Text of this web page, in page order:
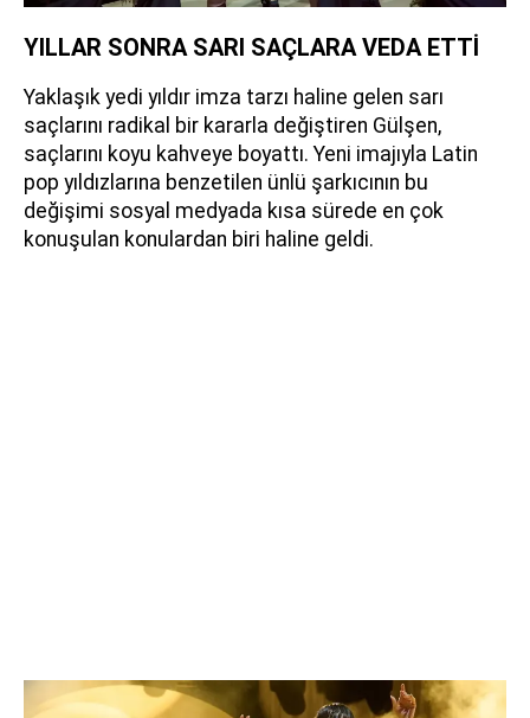
YILLAR SONRA SARI SAÇLARA VEDA ETTİ
Yaklaşık yedi yıldır imza tarzı haline gelen sarı
saçlarını radikal bir kararla değiştiren Gülşen,
saçlarını koyu kahveye boyattı. Yeni imajıyla Latin
pop yıldızlarına benzetilen ünlü şarkıcının bu
değişimi sosyal medyada kısa sürede en çok
konuşulan konulardan biri haline geldi.